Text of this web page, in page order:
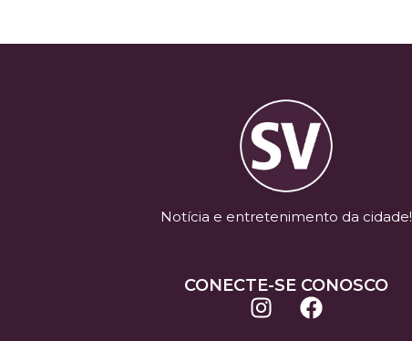
Notícia e entretenimento da cidade!
CONECTE-SE CONOSCO